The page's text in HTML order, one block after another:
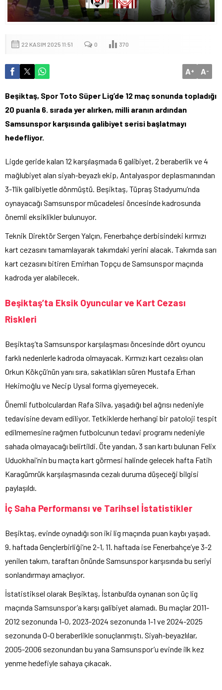
22 KASIM 2025 11:51 0 370
A+ A-
Beşiktaş, Spor Toto Süper Lig’de 12 maç sonunda topladığı
20 puanla 6. sırada yer alırken, milli aranın ardından
Samsunspor karşısında galibiyet serisi başlatmayı
hedefliyor.
Ligde geride kalan 12 karşılaşmada 6 galibiyet, 2 beraberlik ve 4
mağlubiyet alan siyah-beyazlı ekip, Antalyaspor deplasmanından
3-1’lik galibiyetle dönmüştü. Beşiktaş, Tüpraş Stadyumu’nda
oynayacağı Samsunspor mücadelesi öncesinde kadrosunda
önemli eksiklikler bulunuyor.
Teknik Direktör Sergen Yalçın, Fenerbahçe derbisindeki kırmızı
kart cezasını tamamlayarak takımdaki yerini alacak. Takımda sarı
kart cezasını bitiren Emirhan Topçu de Samsunspor maçında
kadroda yer alabilecek.
Beşiktaş’ta Eksik Oyuncular ve Kart Cezası
Riskleri
Beşiktaş’ta Samsunspor karşılaşması öncesinde dört oyuncu
farklı nedenlerle kadroda olmayacak. Kırmızı kart cezalısı olan
Orkun Kökçü’nün yanı sıra, sakatlıkları süren Mustafa Erhan
Hekimoğlu ve Necip Uysal forma giyemeyecek.
Önemli futbolculardan Rafa Silva, yaşadığı bel ağrısı nedeniyle
tedavisine devam ediliyor. Tetkiklerde herhangi bir patoloji tespit
edilmemesine rağmen futbolcunun tedavi programı nedeniyle
sahada olmayacağı belirtildi. Öte yandan, 3 sarı kartı bulunan Felix
Uduokhai’nin bu maçta kart görmesi halinde gelecek hafta Fatih
Karagümrük karşılaşmasında cezalı duruma düşeceği bilgisi
paylaşıldı.
İç Saha Performansı ve Tarihsel İstatistikler
Beşiktaş, evinde oynadığı son iki lig maçında puan kaybı yaşadı.
9. haftada Gençlerbirliği’ne 2-1, 11. haftada ise Fenerbahçe’ye 3-2
yenilen takım, taraftarı önünde Samsunspor karşısında bu seriyi
sonlandırmayı amaçlıyor.
İstatistiksel olarak Beşiktaş, İstanbul’da oynanan son üç lig
maçında Samsunspor’a karşı galibiyet alamadı. Bu maçlar 2011-
2012 sezonunda 1-0, 2023-2024 sezonunda 1-1 ve 2024-2025
sezonunda 0-0 beraberlikle sonuçlanmıştı. Siyah-beyazlılar,
2005-2006 sezonundan bu yana Samsunspor’u evinde ilk kez
yenme hedefiyle sahaya çıkacak.